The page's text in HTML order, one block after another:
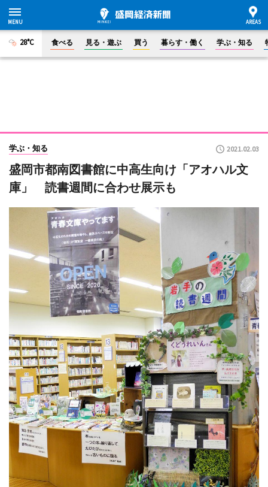
28°C 食べる 見る・遊ぶ 買う 暮らす・働く 学ぶ・知る
学ぶ・知る 2021.02.03
盛岡市都南図書館に中高生向け「アオハル文
庫」 読書週間に合わせ展示も